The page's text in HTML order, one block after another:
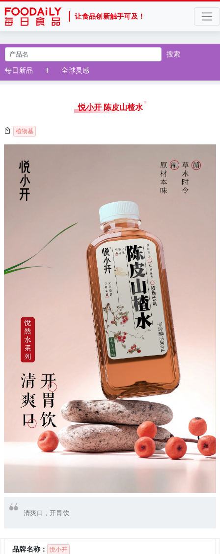
让食品创新触手可及！
搜索
每日新品
全球灵感
悦小开 陈皮山楂水
植物基
清爽口，开胃饮
品牌名称： 悦小开